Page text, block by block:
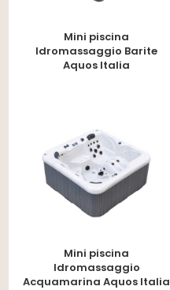
Mini piscina
Idromassaggio Barite
Aquos Italia
Mini piscina
Idromassaggio
Acquamarina Aquos Italia